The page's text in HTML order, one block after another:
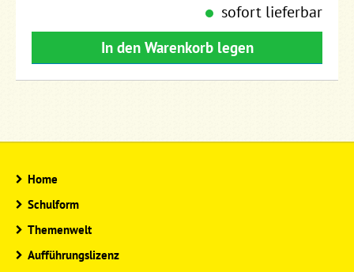
sofort lieferbar
In den Warenkorb legen
Home
Schulform
Themenwelt
Aufführungslizenz